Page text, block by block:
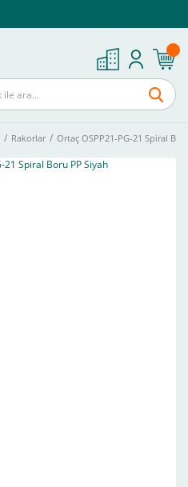
Rakorlar Ortaç OSPP21-PG-21 Spiral